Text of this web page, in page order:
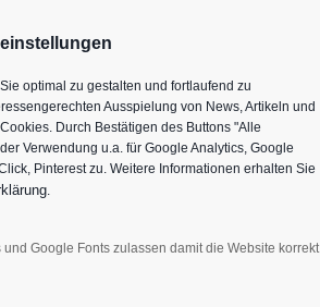
optimal zu gestalten und fortlaufend zu
Ausspielung von News, Artikeln und
Durch Bestätigen des Buttons "Alle
Verwendung u.a. für Google Analytics, Google
Pinterest zu. Weitere Informationen erhalten Sie
.
Google Fonts zulassen damit die Website korrekt